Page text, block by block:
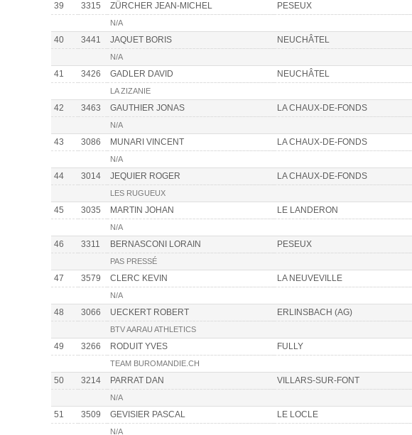
39 3315 ZÜRCHER JEAN-MICHEL PESEUX
N/A
40 3441 JAQUET BORIS NEUCHÂTEL
N/A
41 3426 GADLER DAVID NEUCHÂTEL
LA ZIZANIE
42 3463 GAUTHIER JONAS LA CHAUX-DE-FONDS
N/A
43 3086 MUNARI VINCENT LA CHAUX-DE-FONDS
N/A
44 3014 JEQUIER ROGER LA CHAUX-DE-FONDS
LES RUGUEUX
45 3035 MARTIN JOHAN LE LANDERON
N/A
46 3311 BERNASCONI LORAIN PESEUX
PAS PRESSÉ
47 3579 CLERC KEVIN LA NEUVEVILLE
N/A
48 3066 UECKERT ROBERT ERLINSBACH (AG)
BTV AARAU ATHLETICS
49 3266 RODUIT YVES FULLY
TEAM BUROMANDIE.CH
50 3214 PARRAT DAN VILLARS-SUR-FONT
N/A
51 3509 GEVISIER PASCAL LE LOCLE
N/A